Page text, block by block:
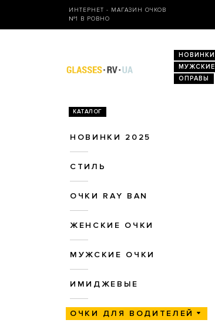
ИНТЕРНЕТ - МАГАЗИН ОЧКОВ
№1 В РОВНО
НОВИНКИ
МУЖСКИЕ
ОПРАВЫ
КАТАЛОГ
НОВИНКИ 2025
СТИЛЬ
ОЧКИ RAY BAN
ЖЕНСКИЕ ОЧКИ
МУЖСКИЕ ОЧКИ
ИМИДЖЕВЫЕ
ОЧКИ ДЛЯ ВОДИТЕЛЕЙ